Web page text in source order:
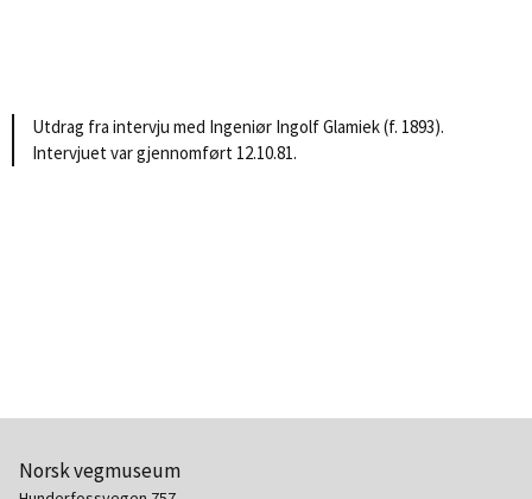
Utdrag fra intervju med Ingeniør Ingolf Glamiek (f. 1893).
Intervjuet var gjennomført 12.10.81.
Norsk vegmuseum